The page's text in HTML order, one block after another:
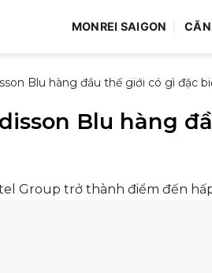
MONREI SAIGON
Blu hàng đầu thế giới có gì đặc
Blu hàng
Group trở thành điểm đến